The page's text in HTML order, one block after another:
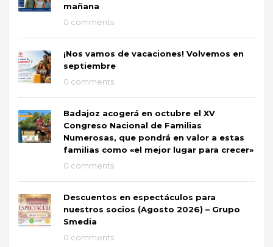
mañana
0 comments
¡Nos vamos de vacaciones! Volvemos en
septiembre
0 comments
Badajoz acogerá en octubre el XV
Congreso Nacional de Familias
Numerosas, que pondrá en valor a estas
familias como «el mejor lugar para crecer»
0 comments
Descuentos en espectáculos para
nuestros socios (Agosto 2026) – Grupo
Smedia
0 comments